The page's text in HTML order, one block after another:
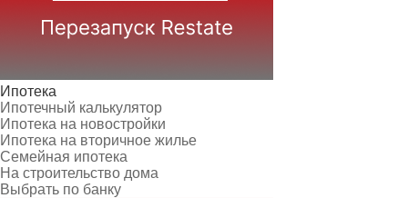
Ипотека
Ипотечный калькулятор
Ипотека на новостройки
Ипотека на вторичное жилье
Семейная ипотека
На строительство дома
Выбрать по банку